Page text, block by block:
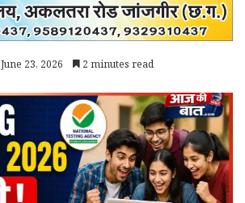
June 23, 2026 2 minutes read